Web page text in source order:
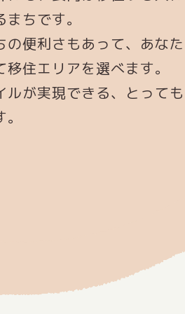
ちです。
の便利さもあって、あな
住エリアを選べます。
ルが実現できる、とって